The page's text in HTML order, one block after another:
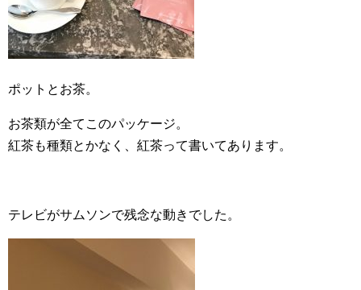
ポットとお茶。
お茶類が全てこのパッケージ。
紅茶も種類とかなく、紅茶って書いてあります。
テレビがサムソンで残念な動きでした。